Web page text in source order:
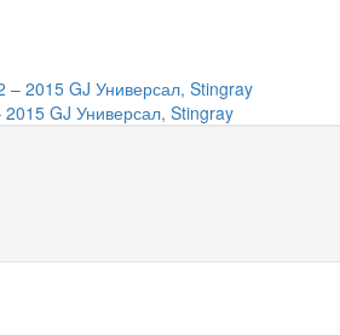
GJ Универсал, Stingray